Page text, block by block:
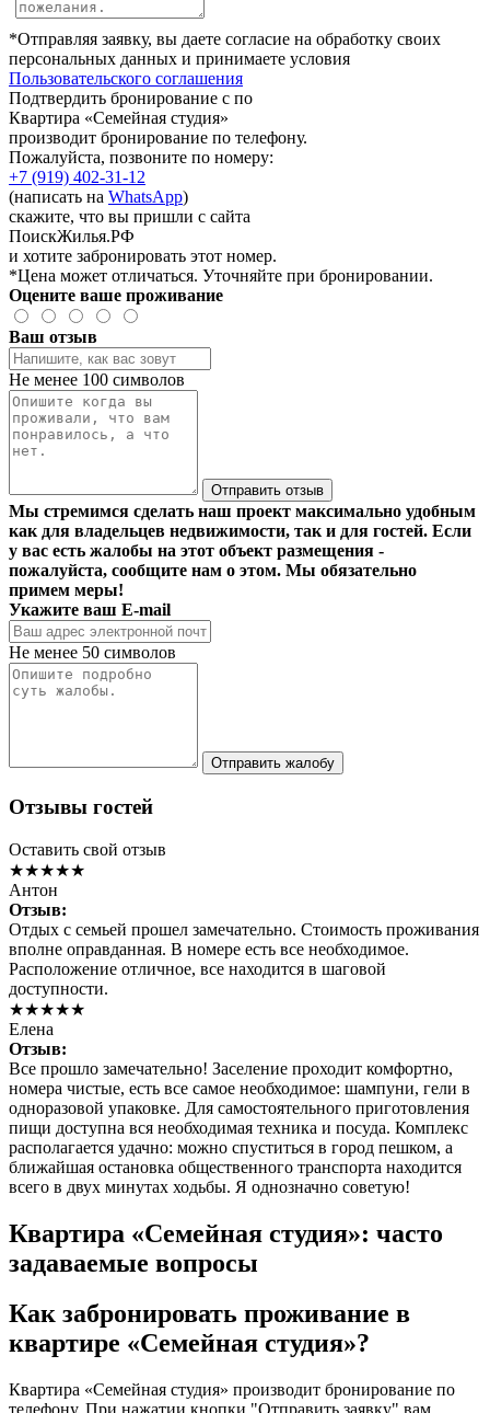
*Отправляя заявку, вы даете согласие на обработку своих
персональных данных и принимаете условия
Пользовательского соглашения
Подтвердить бронирование с по
Квартира «Семейная студия»
производит бронирование по телефону.
Пожалуйста, позвоните по номеру:
+7 (919) 402-31-12
(написать на WhatsApp)
скажите, что вы пришли с сайта
ПоискЖилья.РФ
и хотите забронировать этот номер.
*Цена может отличаться. Уточняйте при бронировании.
Оцените ваше проживание
Ваш отзыв
Не менее 100 символов
Отправить отзыв
Мы стремимся сделать наш проект максимально удобным
как для владельцев недвижимости, так и для гостей. Если
у вас есть жалобы на этот объект размещения -
пожалуйста, сообщите нам о этом. Мы обязательно
примем меры!
Укажите ваш E-mail
Не менее 50 символов
Отправить жалобу
Отзывы гостей
Оставить свой отзыв
★★★★★
Антон
Отзыв:
Отдых с семьей прошел замечательно. Стоимость проживания
вполне оправданная. В номере есть все необходимое.
Расположение отличное, все находится в шаговой
доступности.
★★★★★
Елена
Отзыв:
Все прошло замечательно! Заселение проходит комфортно,
номера чистые, есть все самое необходимое: шампуни, гели в
одноразовой упаковке. Для самостоятельного приготовления
пищи доступна вся необходимая техника и посуда. Комплекс
располагается удачно: можно спуститься в город пешком, а
ближайшая остановка общественного транспорта находится
всего в двух минутах ходьбы. Я однозначно советую!
Квартира «Семейная студия»: часто
задаваемые вопросы
Как забронировать проживание в
квартире «Семейная студия»?
Квартира «Семейная студия» производит бронирование по